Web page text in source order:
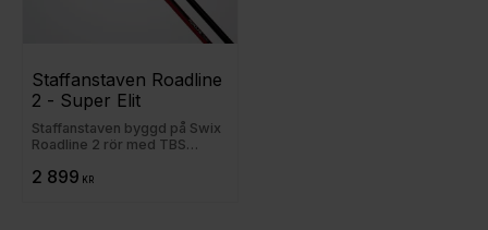
Staffanstaven Roadline
2 - Super Elit
Staffanstaven byggd på Swix
Roadline 2 rör med TBS
2 899 KR